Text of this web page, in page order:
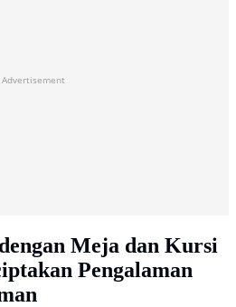
Advertisement
Meja dan Kursi
Pengalaman